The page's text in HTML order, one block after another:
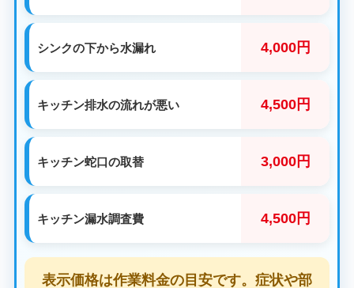
シンクの下から水漏れ 4,000円
キッチン排水の流れが悪い 4,500円
キッチン蛇口の取替 3,000円
キッチン漏水調査費 4,500円
表示価格は作業料金の目安です。症状や部